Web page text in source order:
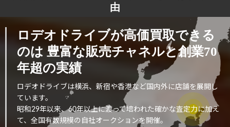
由
ロデオドライブが高価買取できる
のは 豊富な販売チャネルと創業70
年超の実績
ロデオドライブは横浜、新宿や香港など国内外に店舗を展開し
ています。
昭和29年以来、60年以上に渡って培われた確かな査定力に加え
て、全国有数規模の自社オークションを開催。